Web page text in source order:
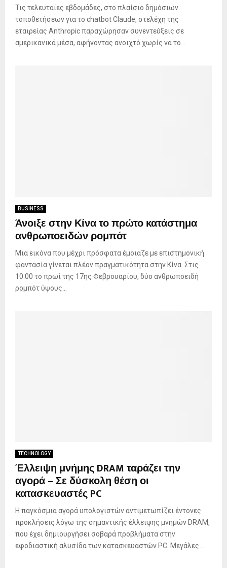
Τις τελευταίες εβδομάδες, στο πλαίσιο δημόσιων
τοποθετήσεων για το chatbot Claude, στελέχη της
εταιρείας Anthropic παραχώρησαν συνεντεύξεις σε
αμερικανικά μέσα, αφήνοντας ανοιχτό χωρίς να το...
BUSINESS
Άνοιξε στην Κίνα το πρώτο κατάστημα
ανθρωποειδών ρομπότ
Μια εικόνα που μέχρι πρόσφατα έμοιαζε με επιστημονική
φαντασία γίνεται πλέον πραγματικότητα στην Κίνα. Στις
10:00 το πρωί της 17ης Φεβρουαρίου, δύο ανθρωποειδή
ρομπότ ύψους...
TECHNOLOGY
Έλλειψη μνήμης DRAM ταράζει την
αγορά – Σε δύσκολη θέση οι
κατασκευαστές PC
Η παγκόσμια αγορά υπολογιστών αντιμετωπίζει έντονες
προκλήσεις λόγω της σημαντικής έλλειψης μνημών DRAM,
που έχει δημιουργήσει σοβαρά προβλήματα στην
εφοδιαστική αλυσίδα των κατασκευαστών PC. Μεγάλες...